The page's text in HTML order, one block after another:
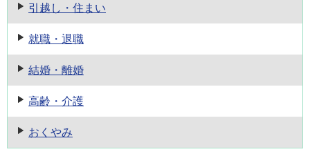
引越し・住まい
就職・退職
結婚・離婚
高齢・介護
おくやみ